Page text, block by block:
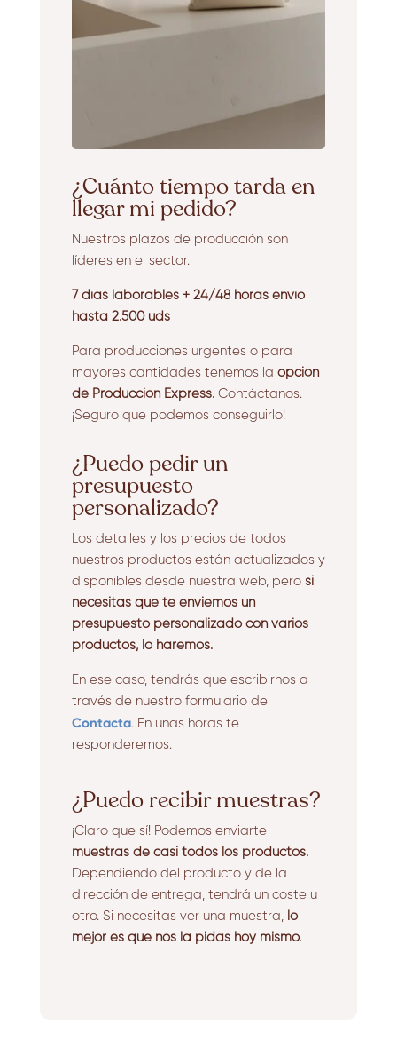
¿Cuánto tiempo tarda en
llegar mi pedido?
Nuestros plazos de producción son
líderes en el sector.
7 días laborables + 24/48 horas envío
hasta 2.500 uds
Para producciones urgentes o para
mayores cantidades tenemos la opción
de Producción Express.Contáctanos.
¡Seguro que podemos conseguirlo!
¿Puedo pedir un
presupuesto
personalizado?
Los detalles y los precios de todos
nuestros productos están actualizados y
disponibles desde nuestra web, pero si
necesitas que te enviemos un
presupuesto personalizado con varios
productos, lo haremos.
En ese caso, tendrás que escribirnos a
través de nuestro formulario de
Contacta. En unas horas te
responderemos.
¿Puedo recibir muestras?
¡Claro que sí! Podemos enviarte
muestras de casi todos los productos.
Dependiendo del producto y de la
dirección de entrega, tendrá un coste u
otro. Si necesitas ver una muestra, lo
mejor es que nos la pidas hoy mismo.